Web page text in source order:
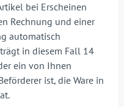
bei Erscheinen
Rechnung und einer
automatisch
in diesem Fall 14
ein von Ihnen
ist, die Ware in